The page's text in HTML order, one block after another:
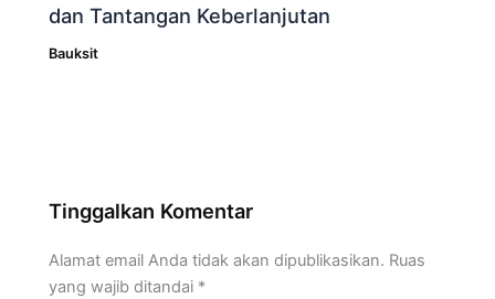
dan Tantangan Keberlanjutan
Bauksit
Tinggalkan Komentar
Alamat email Anda tidak akan dipublikasikan. Ruas
yang wajib ditandai *